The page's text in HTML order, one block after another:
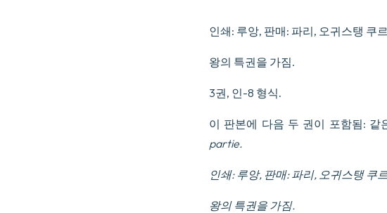
인쇄: 루앙, 판매: 파리, 오귀스탱 쿠
왕의 특권을 가짐.
3권, 인-8 형식.
이 판본에 다음 두 권이 포함됨: 같
partie.
인쇄: 루앙, 판매: 파리, 오귀스탱 쿠
왕의 특권을 가짐.